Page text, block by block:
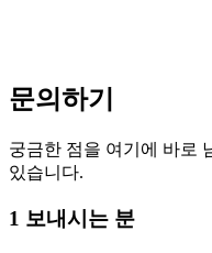
문의하기
궁금한 점을 여기에 바로
있습니다.
1 보내시는 분